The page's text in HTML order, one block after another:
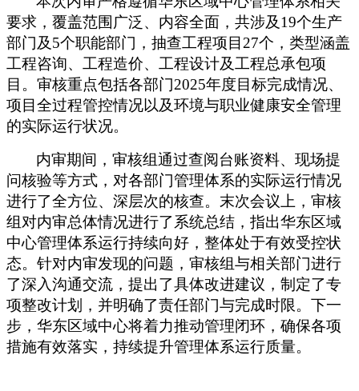
要求，覆盖范围广泛、内容全面，共涉及19个生产
部门及5个职能部门，抽查工程项目27个，类型涵盖
工程咨询、工程造价、工程设计及工程总承包项
目。审核重点包括各部门2025年度目标完成情况、
项目全过程管控情况以及环境与职业健康安全管理
的实际运行状况。
内审期间，审核组通过查阅台账资料、现场提
问核验等方式，对各部门管理体系的实际运行情况
进行了全方位、深层次的核查。 末次会议上，审核
组对内审总体情况进行了系统总结，指出华东区域
中心管理体系运行持续向好，整体处于有效受控状
态。针对内审发现的问题，审核组与相关部门进行
了深入沟通交流，提出了具体改进建议，制定了专
项整改计划，并明确了责任部门与完成时限。下一
步，华东区域中心将着力推动管理闭环，确保各项
措施有效落实，持续提升管理体系运行质量。